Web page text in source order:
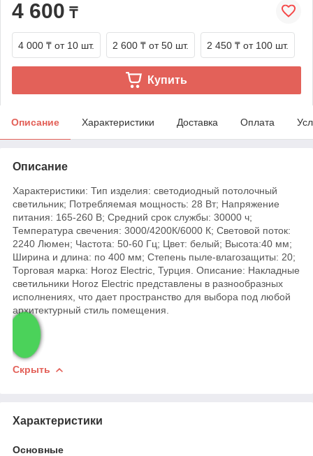
4 600 ₸
4 000 ₸ от 10 шт. 2 600 ₸ от 50 шт. 2 450 ₸ от 100 шт.
Купить
Описание Характеристики Доставка Оплата
Описание
Характеристики: Тип изделия: светодиодный потолочный
светильник; Потребляемая мощность: 28 Вт; Напряжение
питания: 165-260 В; Средний срок службы: 30000 ч;
Температура свечения: 3000/4200К/6000 К; Световой поток:
2240 Люмен; Частота: 50-60 Гц; Цвет: белый; Высота:40 мм;
Ширина и длина: по 400 мм; Степень пыле-влагозащиты: 20;
Торговая марка: Horoz Electric, Турция. Описание: Накладные
светильники Horoz Electric представлены в разнообразных
исполнениях, что дает пространство для выбора под любой
архитектурный стиль помещения.
Скрыть
Характеристики
Основные